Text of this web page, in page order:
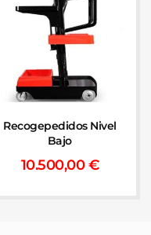
Recogepedidos Nivel
Bajo
10.500,00€